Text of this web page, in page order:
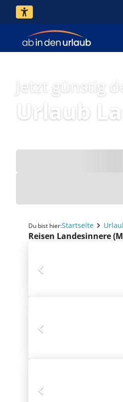
Jetzt günstig
Urlaub
Du bist hier:Startseite
Reisen Landesinnere